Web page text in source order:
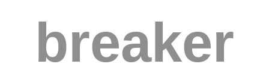
breaker